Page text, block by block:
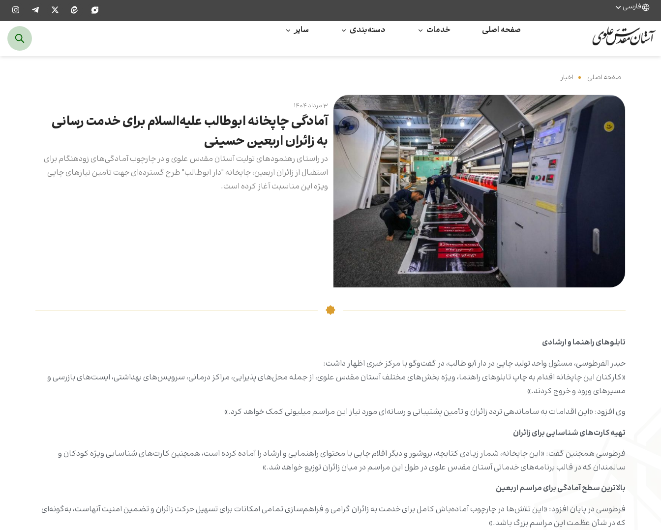
فارسی
صفحه اصلی خدمات دسته‌بندی سایر
صفحه اصلی اخبار
۳ مرداد ۱۴۰۴
آمادگی چاپخانه ابوطالب علیه‌السلام برای خدمت رسانی
به زائران اربعین حسینی
در راستای رهنمودهای تولیت آستان مقدس علوی و در چارچوب آمادگی‌های زودهنگام برای
استقبال از زائران اربعین، چاپخانه "دار ابوطالب" طرح گسترده‌ای جهت تأمین نیازهای چاپی
ویژه این مناسبت آغاز کرده است.
تابلوهای راهنما و ارشادی
حیدر الفرطوسی، مسئول واحد تولید چاپی در دار أبو طالب، در گفت‌و‌گو با مرکز خبری اظهار داشت:
«کارکنان این چاپخانه اقدام به چاپ تابلوهای راهنما، ویژه بخش‌های مختلف آستان مقدس علوی، از جمله محل‌های پذیرایی، مراکز درمانی، سرویس‌های بهداشتی، ایست‌های بازرسی و
مسیرهای ورود و خروج کردند.»
وی افزود: «این اقدامات به ساماندهی تردد زائران و تأمین پشتیبانی و رسانه‌ای مورد نیاز این مراسم میلیونی کمک خواهد کرد.»
تهیه کارت‌های شناسایی برای زائران
فرطوسی همچنین گفت: «این چاپخانه، شمار زیادی کتابچه، بروشور و دیگر اقلام چاپی با محتوای راهنمایی و ارشاد را آماده کرده است، همچنین کارت‌های شناسایی ویژه کودکان و
سالمندان که در قالب برنامه‌های خدماتی آستان مقدس علوی در طول این مراسم در میان زائران توزیع خواهد شد.»
بالاترین سطح آمادگی برای مراسم اربعین
فرطوسی در پایان افزود: «این تلاش‌ها در چارچوب آماده‌باش کامل برای خدمت به زائران گرامی و فراهم‌سازی تمامی امکانات برای تسهیل حرکت زائران و تضمین امنیت‌ آنهاست، به‌گونه‌ای
که در شأن عظمت این مراسم بزرگ باشد.»